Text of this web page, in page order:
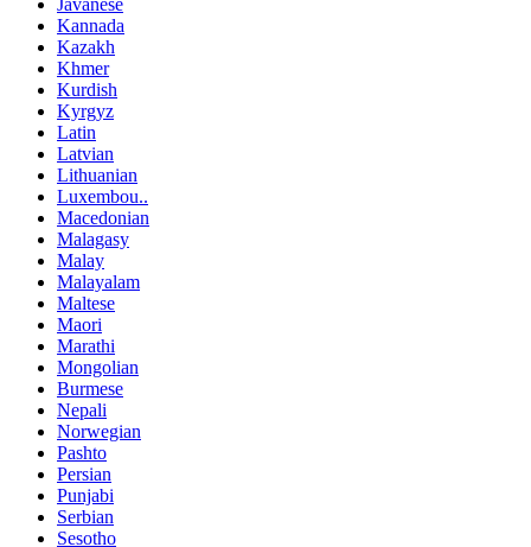
Kannada
Kazakh
Khmer
Kurdish
Kyrgyz
Latin
Latvian
Lithuanian
Luxembou..
Macedonian
Malagasy
Malay
Malayalam
Maltese
Maori
Marathi
Mongolian
Burmese
Nepali
Norwegian
Pashto
Persian
Punjabi
Serbian
Sesotho